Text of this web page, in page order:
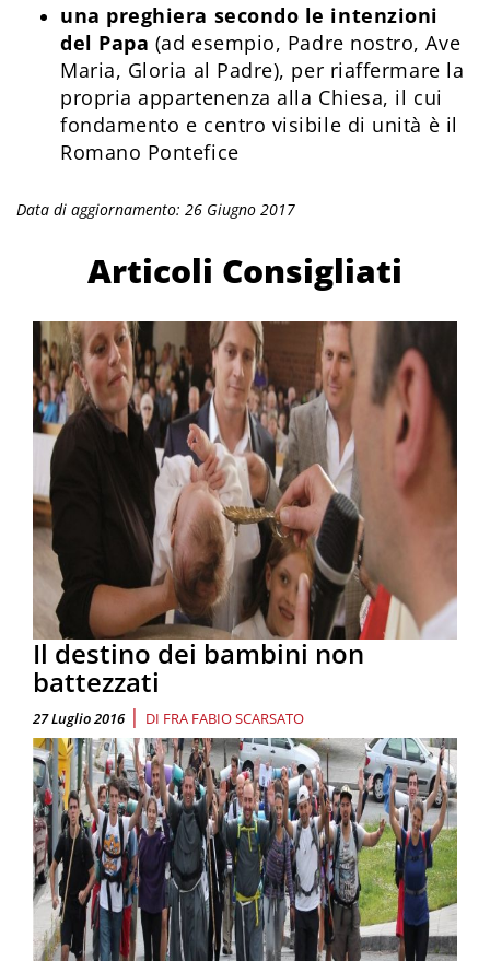
una preghiera secondo le intenzioni
del Papa (ad esempio, Padre nostro, Ave
Maria, Gloria al Padre), per riaffermare la
propria appartenenza alla Chiesa, il cui
fondamento e centro visibile di unità è il
Romano Pontefice
Data di aggiornamento: 26 Giugno 2017
Articoli Consigliati
Il destino dei bambini non
battezzati
27 Luglio 2016 | DI FRA FABIO SCARSATO